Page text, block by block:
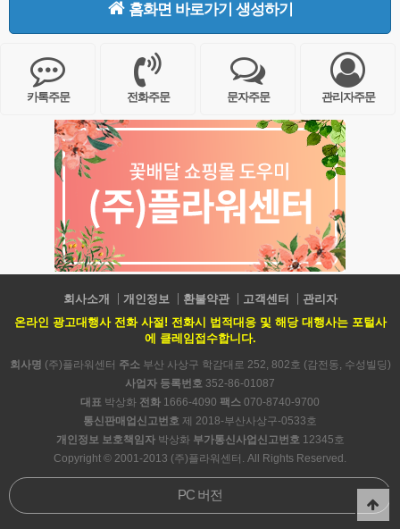
홈화면 바로가기 생성하기
카톡주문 전화주문 문자주문 관리자주문
회사소개 개인정보 환불약관 고객센터
관리자
온라인 광고대행사 전화 사절! 전화시 법적대응 및 해당 대행사는 포털사
에 클레임접수합니다.
회사명 (주)플라워센터 주소부산 사상구 학감대로 252, 802호 (감전동, 수성빌딩)
사업자 등록번호 352-86-01087
대표 박상화 전화 1666-4090 팩스 070-8740-9700
통신판매업신고번호 제 2018-부산사상구-0533호
개인정보 보호책임자박상화 부가통신사업신고번호12345호
Copyright © 2001-2013 (주)플라워센터. All Rights Reserved.
PC 버전